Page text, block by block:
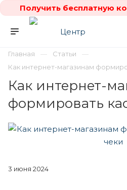
Получить бесплатную
Главная
Статьи
Как интернет-магазинам
Как интернет-
формировать
3 июня 2024